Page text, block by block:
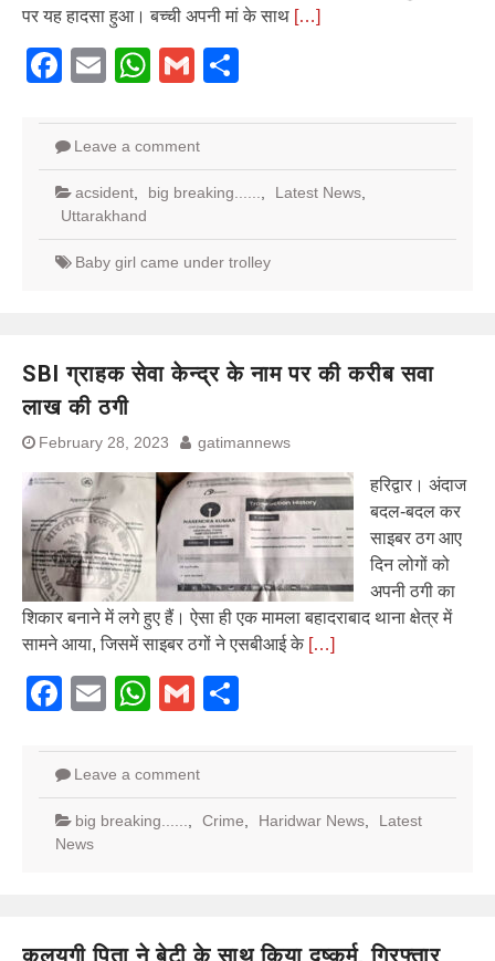
पर यह हादसा हुआ। बच्ची अपनी मां के साथ […]
Facebook
EmailWhatsApp
Gmail
Leave a comment
acsident big breaking...... Latest News
Uttarakhand
Baby girl came under trolley
SBI ग्राहक सेवा केन्द्र के नाम पर की करीब सवा
लाख की ठगी
February 28, 2023 gatimannews
हरिद्वार। अंदाज
बदल-बदल कर
साइबर ठग आए
दिन लोगों को
अपनी ठगी का
शिकार बनाने में लगे हुए हैं। ऐसा ही एक मामला बहादराबाद थाना क्षेत्र में
सामने आया, जिसमें साइबर ठगों ने एसबीआई के […]
Facebook
EmailWhatsApp
Gmail
Leave a comment
big breaking...... Crime Haridwar News
Latest
News
कलयुगी पिता ने बेटी के साथ किया दुष्कर्म, गिरफ्तार